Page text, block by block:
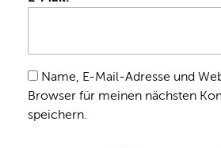
Name, E-Mail-Adresse und
Browser für meinen nächsten
speichern.